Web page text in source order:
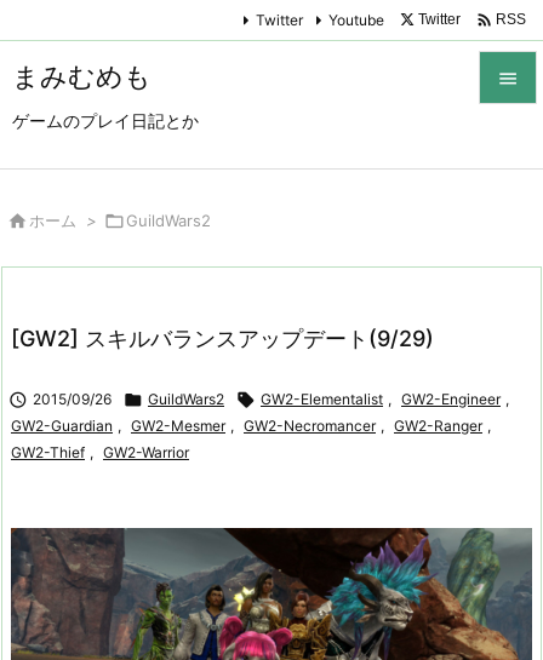
まみむめも
ゲームのプレイ日記とか

検索
Twitter Youtube Twitter  RSS
 ホーム > GuildWars2
[GW2] スキルバランスアップデート(9/29)
 2015/09/26  GuildWars2  GW2-Elementalist , GW2-Engineer ,
GW2-Guardian , GW2-Mesmer , GW2-Necromancer , GW2-Ranger ,
GW2-Thief , GW2-Warrior